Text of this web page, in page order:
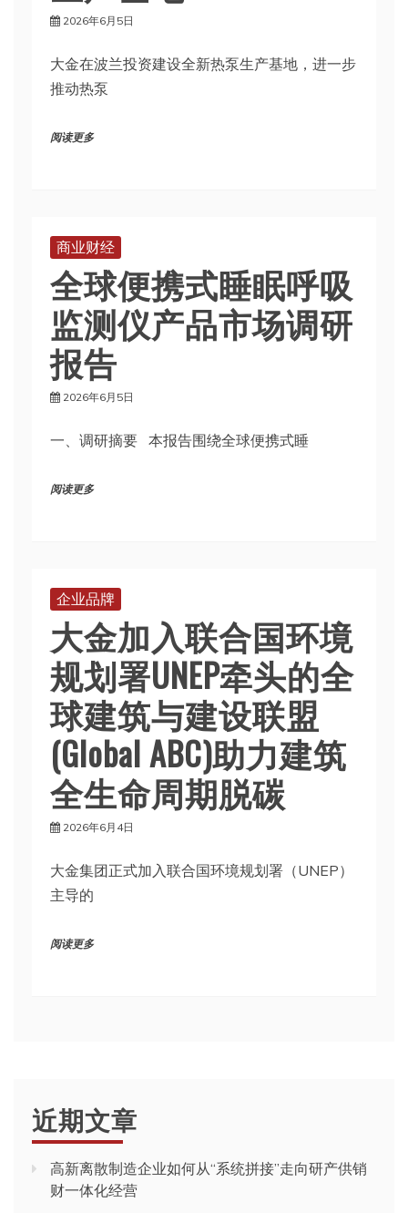
2026年6月5日
大金在波兰投资建设全新热泵生产基地，进一步
推动热泵
阅读更多
商业财经
全球便携式睡眠呼吸
监测仪产品市场调研
报告
2026年6月5日
一、调研摘要 本报告围绕全球便携式睡
阅读更多
企业品牌
大金加入联合国环境
规划署UNEP牵头的全
球建筑与建设联盟
(Global ABC)助力建筑
全生命周期脱碳
2026年6月4日
大金集团正式加入联合国环境规划署（UNEP）
主导的
阅读更多
近期文章
高新离散制造企业如何从“系统拼接”走向研产供销
财一体化经营